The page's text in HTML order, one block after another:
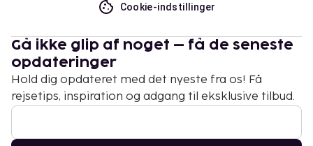
Cookie-indstillinger
Gå ikke glip af noget – få de seneste
opdateringer
Hold dig opdateret med det nyeste fra os! Få
rejsetips, inspiration og adgang til eksklusive tilbud.